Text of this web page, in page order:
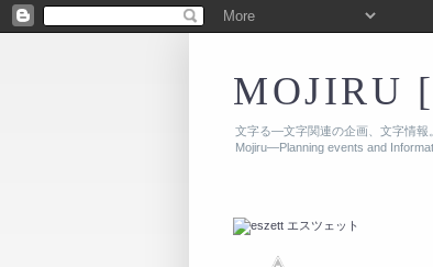
MOJIRU
文字る—文字関連の企画、文字情報
Mojiru—Planning events and